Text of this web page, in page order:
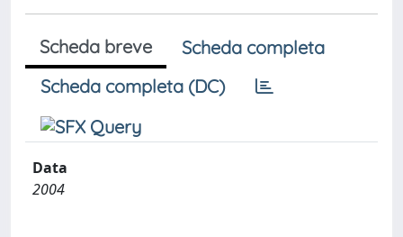
Scheda breve
Scheda completa
Scheda completa (DC)
Data
2004